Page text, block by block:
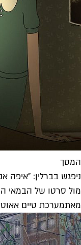
המסך
ניפגש בברלין: "איפה
מול סרטו של הבמאי הישראלי יתמודדו 4 סרטים נוספים בטקס שיערך בברלין
מאתמערכת טיים אאוט9